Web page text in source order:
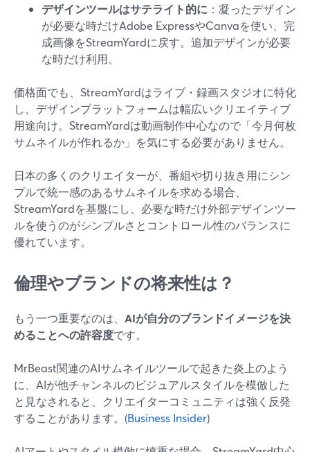
デザインツールはサテライト的に ：凝ったデザイン
が必要な時だけAdobe ExpressやCanvaを使い、完
成画像をStreamYardに戻す。追加デザインが必要
な時だけ利用。
価格面でも、StreamYardはライブ・録画スタジオに特化
し、デザインプラットフォームは幅広いクリエイティブ
用途向け。StreamYardは動画制作中心なので「今月何枚
サムネイルが作れるか」を気にする必要がありません。
日本の多くのクリエイターが、番組や切り抜き用にシン
プルで統一感のあるサムネイルを求める場合、
StreamYardを基盤にし、必要な時だけ外部デザインツー
ルを使うのがシンプルさとコントロール性のバランスに
優れています。
倫理やブランドの将来性は？
もう一つ重要なのは、 AIが自分のブランドイメージを決
めることへの許容度です。
MrBeast関連のAIサムネイルツールで起きた炎上のよう
に、AIが他チャンネルのビジュアルスタイルを模倣した
と見なされると、クリエイターコミュニティは強く反発
することがあります。(Business Insider)